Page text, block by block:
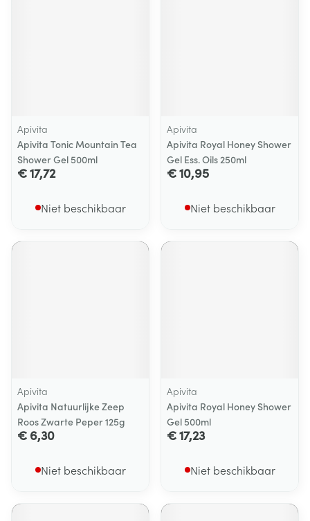
Apivita
Apivita Tonic Mountain Tea
Shower Gel 500ml
€ 17,72
Niet beschikbaar
Apivita
Apivita Royal Honey Shower
Gel Ess. Oils 250ml
€ 10,95
Niet beschikbaar
Apivita
Apivita Natuurlijke Zeep
Roos Zwarte Peper 125g
€ 6,30
Niet beschikbaar
Apivita
Apivita Royal Honey Shower
Gel 500ml
€ 17,23
Niet beschikbaar